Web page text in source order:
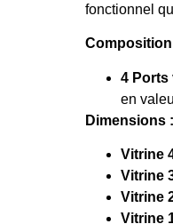
fonctionnel
Composition
4 Ports
en
Dimensions :
Vitrine
Vitrine
Vitrine
Vitrine